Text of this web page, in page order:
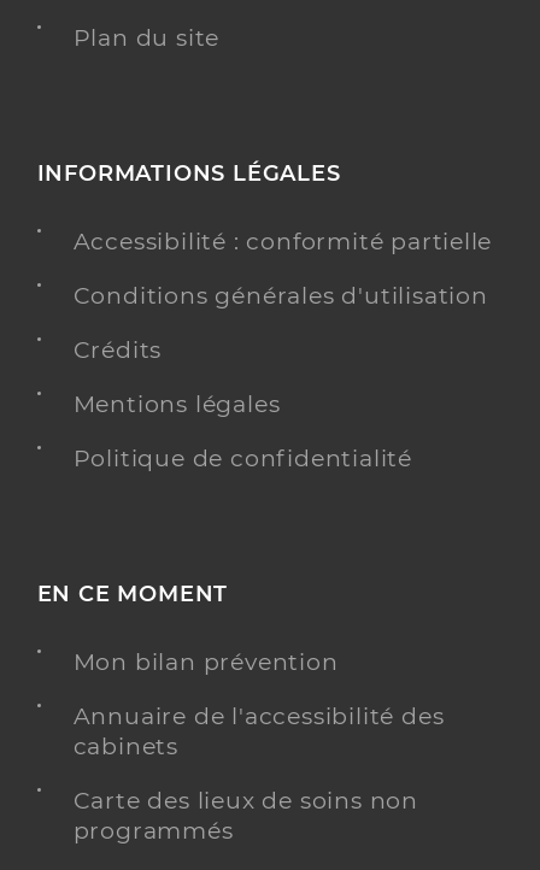
Plan du site
INFORMATIONS LÉGALES
Accessibilité : conformité partielle
Conditions générales d'utilisation
Crédits
Mentions légales
Politique de confidentialité
EN CE MOMENT
Mon bilan prévention
Annuaire de l'accessibilité des
cabinets
Carte des lieux de soins non
programmés